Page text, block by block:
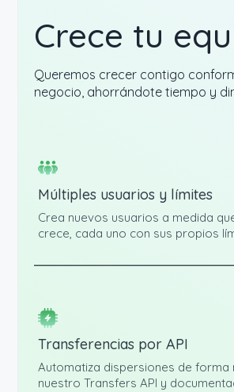
Crece tu
Queremos crecer contigo
negocio, ahorrándote tiempo y
Múltiples usuarios y límites
Crea nuevos usuarios a medida
crece, cada uno con sus propios
Transferencias por API
Automatiza dispersiones de forma
nuestro Transfers API y